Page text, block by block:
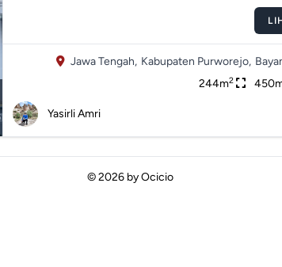
Jawa Tengah, Kabupaten Purworejo,
244m2
Yasirli Amri
© 2026 byOcicio